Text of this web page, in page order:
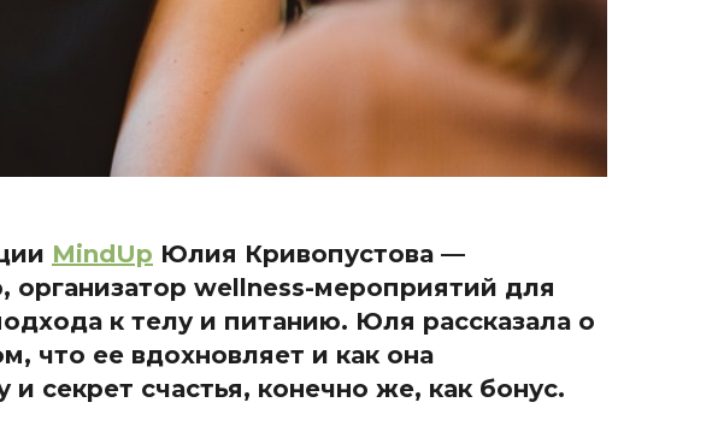
MindUp Юлия Кривопустова —
организатор wellness-мероприятий для
к телу и питанию. Юля рассказала о
что ее вдохновляет и как она
секрет счастья, конечно же, как бонус.